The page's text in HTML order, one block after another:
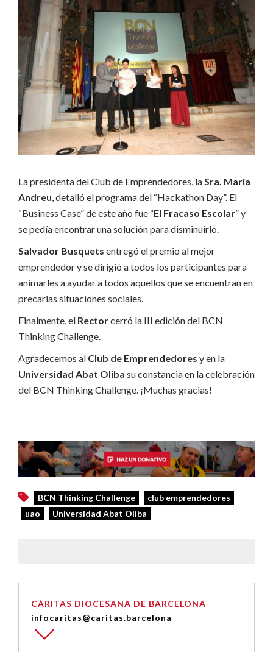
La presidenta del Club de Emprendedores, laSra. Maria
Andreu, detalló el programa del “Hackathon Day”. El
“Business Case” de este año fue “El Fracaso Escolar” y
se pedía encontrar una solución para disminuirlo.
Salvador Busquets entregó el premio al mejor
emprendedor y se dirigió a todos los participantes para
animarles a ayudar a todos aquellos que se encuentran en
precarias situaciones sociales.
Finalmente, el Rectorcerró la III edición del BCN
Thinking Challenge.
Agradecemos al Club de Emprendedores y en la
Universidad Abat Oliba su constancia en la celebración
del BCN Thinking Challenge. ¡Muchas gracias!
BCN Thinking Challenge
club emprendedores
uao
Universidad Abat Oliba
CÁRITAS DIOCESANA DE BARCELONA
infocaritas@caritas.barcelona